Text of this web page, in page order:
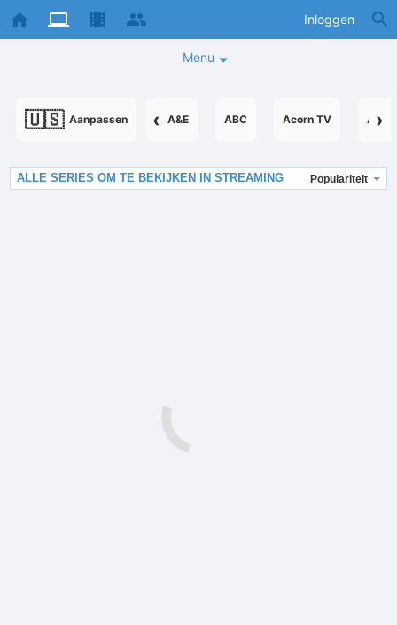
Inloggen
Menu
🇺🇸 Aanpassen ‹ ›
A&E ABC Acorn TV
ALLE SERIES OM TE BEKIJKEN IN STREAMING Populariteit